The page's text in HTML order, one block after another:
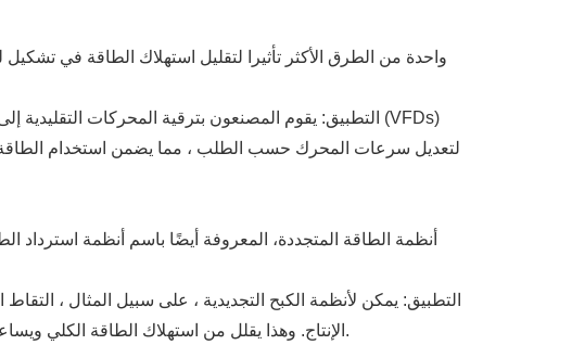
واحدة من الطرق الأكثر تأثيرا لتقليل استهلاك الطاقة في
لتعديل سرعات المحرك حسب الطلب ، مما يضمن استخدام الطاقة
أنظمة الطاقة المتجددة، المعروفة أيضًا باسم أنظمة استرداد
الإنتاج. وهذا يقلل من استهلاك الطاقة الكلي ويساعد المصنعين على تقليل اعتمادهم على مصادر الطاقة الخارجية، مما يؤدي إلى توفير التكاليف وتقليل التأثير البيئي.